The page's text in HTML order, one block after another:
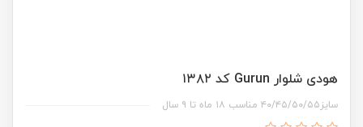
هودی شلوار Gurun کد ۱۳۸۲
سایز۴۰/۴۵/۵۰/۵۵ مناسب ۱۸ ماه تا ۹ سال